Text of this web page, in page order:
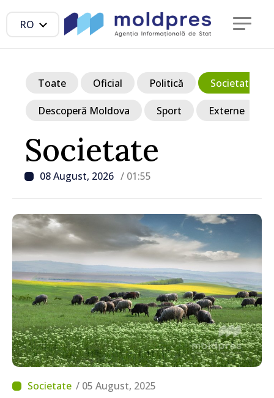
RO
Societate
08 August, 2026 / 01:55
Toate Oficial Politică Societate
Descoperă Moldova Sport Externe
/ 05 August, 2025